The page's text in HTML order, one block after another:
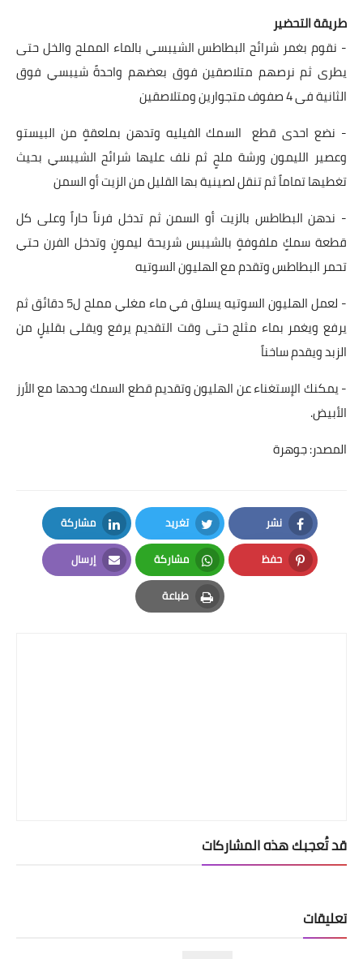
مشروب وحلا
حلويات
حلويات العيد
مواضيع ست البيت
قصص مطبخ مصورة
كُتب وصفات مجاني
الطهاة العرب
طريقة التحضير
- نقوم بغمر شرائح البطاطس الشيبسي بالماء المملح والخل حتى
يطرى ثم نرصهم متلاصقين فوق بعضهم واحدةً شيبسي فوق
الثانية فى 4 صفوف متجوارين ومتلاصقين
- نضع احدى قطع السمك الفيليه وتدهن بملعقةٍ من البيستو
وعصير الليمون ورشة ملحٍ ثم نلف عليها شرائح الشيبسي بحيث
تغطيها تماماً ثم تنقل لصينية بها القليل من الزيت أو السمن
- ندهن البطاطس بالزيت أو السمن ثم تدخل فرناً حاراً وعلى كل
قطعة سمكٍ ملفوفةٍ بالشيبس شريحة ليمونٍ وتدخل الفرن حتي
تحمر البطاطس وتقدم مع الهليون السوتيه
- لعمل الهليون السوتيه يسلق في ماء مغلي مملح ل5 دقائق ثم
يرفع ويغمر بماء مثلج حتى وقت التقديم يرفع ويقلى بقليلٍ من
الزبد ويقدم ساخناً
- يمكنك الإستغناء عن الهليون وتقديم قطع السمك وحدها مع الأرز
الأبيض.
المصدر: جوهرة
نشر
Facebook
تغريد
Twitter
مشاركة
LinkedIn
حفظ
Pinterest
مشاركة
Whatsapp
إرسال
Email
طباعة
Print
قد تُعجبك هذه المشاركات
تعليقات